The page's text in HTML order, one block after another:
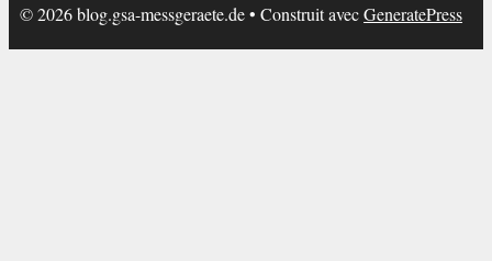
© 2026 blog.gsa-messgeraete.de• Construit avecGeneratePress